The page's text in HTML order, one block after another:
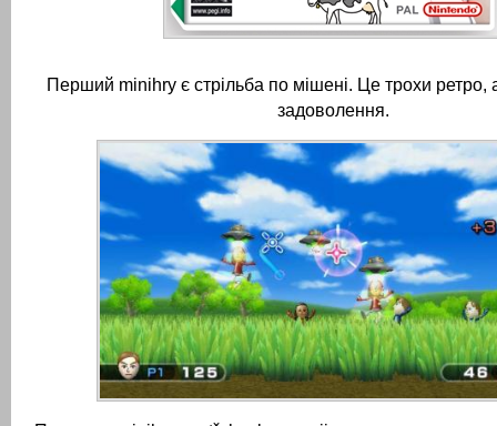
Перший minihry є стрільба по мішені. Це трохи ретро,
задоволення.